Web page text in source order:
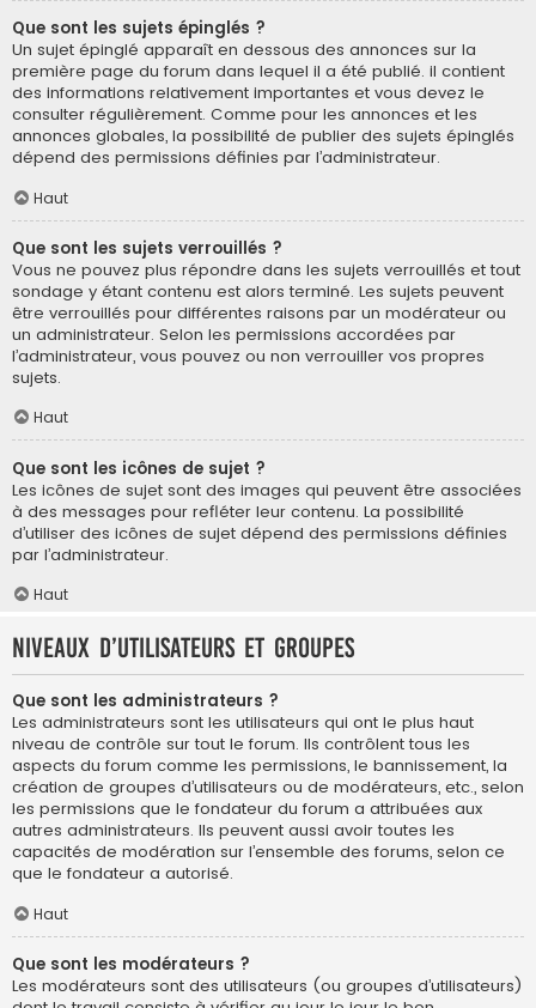
Que sont les sujets épinglés ?
Un sujet épinglé apparaît en dessous des annonces sur la
première page du forum dans lequel il a été publié. il contient
des informations relativement importantes et vous devez le
consulter régulièrement. Comme pour les annonces et les
annonces globales, la possibilité de publier des sujets épinglés
dépend des permissions définies par l’administrateur.
Haut
Que sont les sujets verrouillés ?
Vous ne pouvez plus répondre dans les sujets verrouillés et tout
sondage y étant contenu est alors terminé. Les sujets peuvent
être verrouillés pour différentes raisons par un modérateur ou
un administrateur. Selon les permissions accordées par
l’administrateur, vous pouvez ou non verrouiller vos propres
sujets.
Haut
Que sont les icônes de sujet ?
Les icônes de sujet sont des images qui peuvent être associées
à des messages pour refléter leur contenu. La possibilité
d’utiliser des icônes de sujet dépend des permissions définies
par l’administrateur.
Haut
Niveaux d’utilisateurs et groupes
Que sont les administrateurs ?
Les administrateurs sont les utilisateurs qui ont le plus haut
niveau de contrôle sur tout le forum. Ils contrôlent tous les
aspects du forum comme les permissions, le bannissement, la
création de groupes d’utilisateurs ou de modérateurs, etc., selon
les permissions que le fondateur du forum a attribuées aux
autres administrateurs. Ils peuvent aussi avoir toutes les
capacités de modération sur l’ensemble des forums, selon ce
que le fondateur a autorisé.
Haut
Que sont les modérateurs ?
Les modérateurs sont des utilisateurs (ou groupes d’utilisateurs)